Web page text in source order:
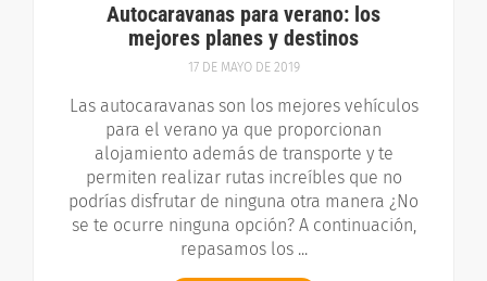
Autocaravanas para verano: los
mejores planes y destinos
17 DE MAYO DE 2019
Las autocaravanas son los mejores vehículos
para el verano ya que proporcionan
alojamiento además de transporte y te
permiten realizar rutas increíbles que no
podrías disfrutar de ninguna otra manera ¿No
se te ocurre ninguna opción? A continuación,
repasamos los ...